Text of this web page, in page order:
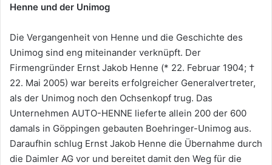
Henne und der Unimog
Die Vergangenheit von Henne und die Geschichte des
Unimog sind eng miteinander verknüpft. Der
Firmengründer Ernst Jakob Henne (* 22. Februar 1904; †
22. Mai 2005) war bereits erfolgreicher Generalvertreter,
als der Unimog noch den Ochsenkopf trug. Das
Unternehmen AUTO-HENNE lieferte allein 200 der 600
damals in Göppingen gebauten Boehringer-Unimog aus.
Daraufhin schlug Ernst Jakob Henne die Übernahme durch
die Daimler AG vor und bereitet damit den Weg für die